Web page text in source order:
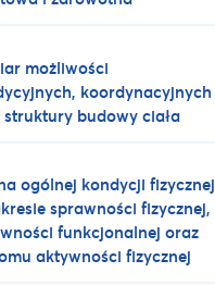
możliwości
koordynacyjnych
struktury budowy ciała
ogólnej kondycji fizycznej
sprawności fizycznej,
funkcjonalnej oraz
aktywności fizycznej